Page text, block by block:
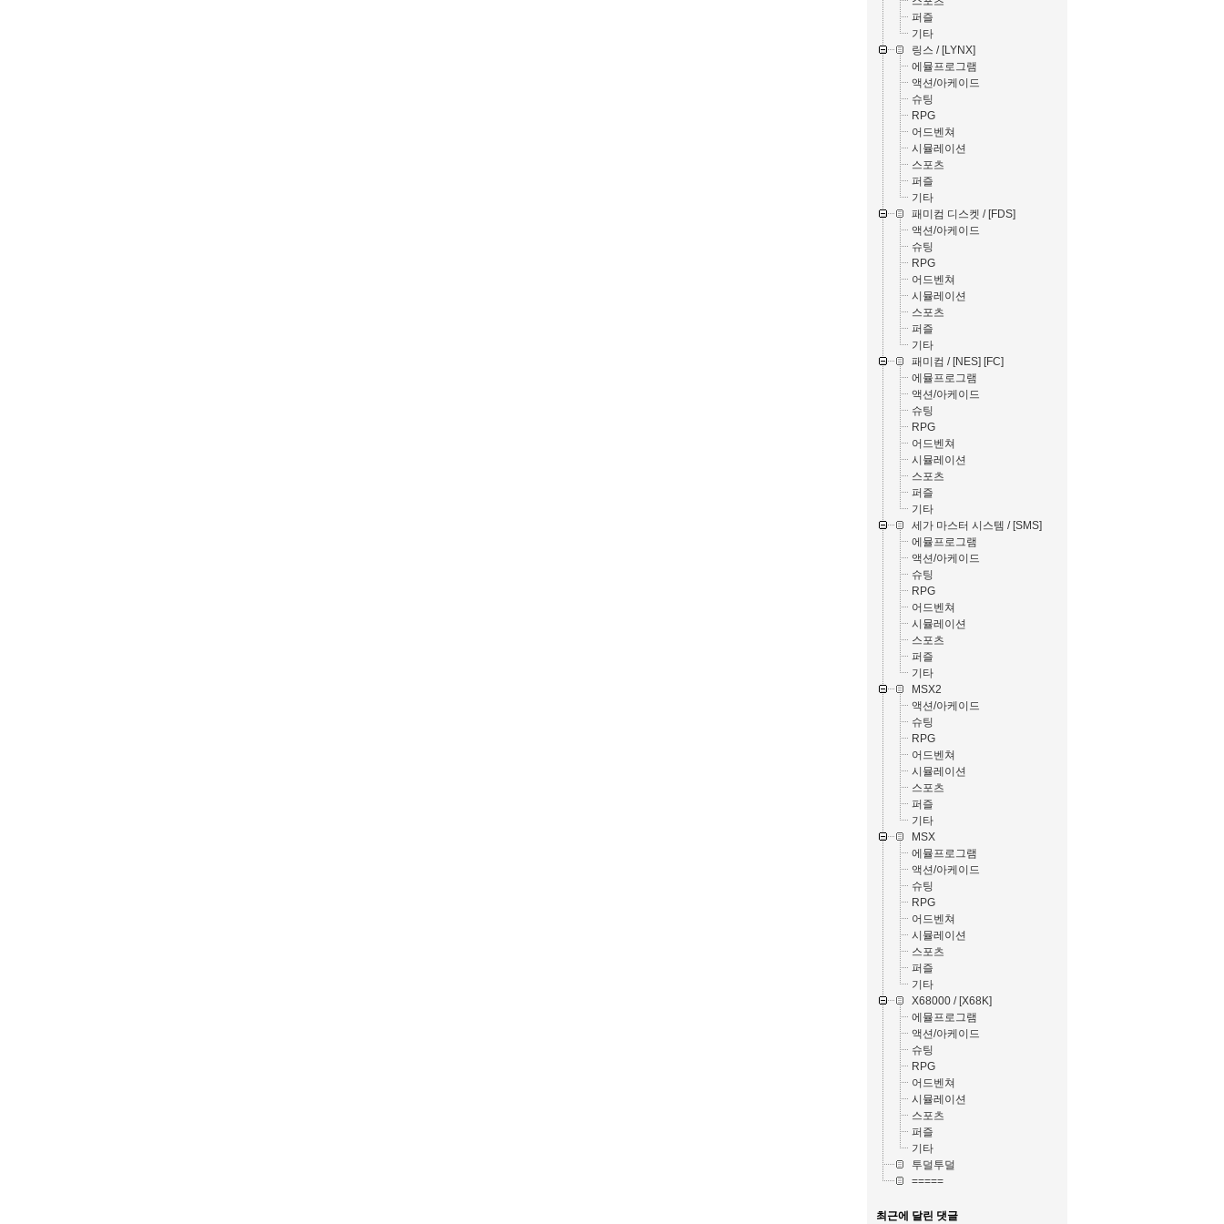
퍼즐
기타
링스 / [LYNX]
에뮬프로그램
액션/아케이드
슈팅
RPG
어드벤쳐
시뮬레이션
스포츠
퍼즐
기타
패미컴 디스켓 / [FDS]
액션/아케이드
슈팅
RPG
어드벤쳐
시뮬레이션
스포츠
퍼즐
기타
패미컴 / [NES] [FC]
에뮬프로그램
액션/아케이드
슈팅
RPG
어드벤쳐
시뮬레이션
스포츠
퍼즐
기타
세가 마스터 시스템 / [SMS]
에뮬프로그램
액션/아케이드
슈팅
RPG
어드벤쳐
시뮬레이션
스포츠
퍼즐
기타
MSX2
액션/아케이드
슈팅
RPG
어드벤쳐
시뮬레이션
스포츠
퍼즐
기타
MSX
에뮬프로그램
액션/아케이드
슈팅
RPG
어드벤쳐
시뮬레이션
스포츠
퍼즐
기타
X68000 / [X68K]
에뮬프로그램
액션/아케이드
슈팅
RPG
어드벤쳐
시뮬레이션
스포츠
퍼즐
기타
투덜투덜
=====
최근에 달린 댓글